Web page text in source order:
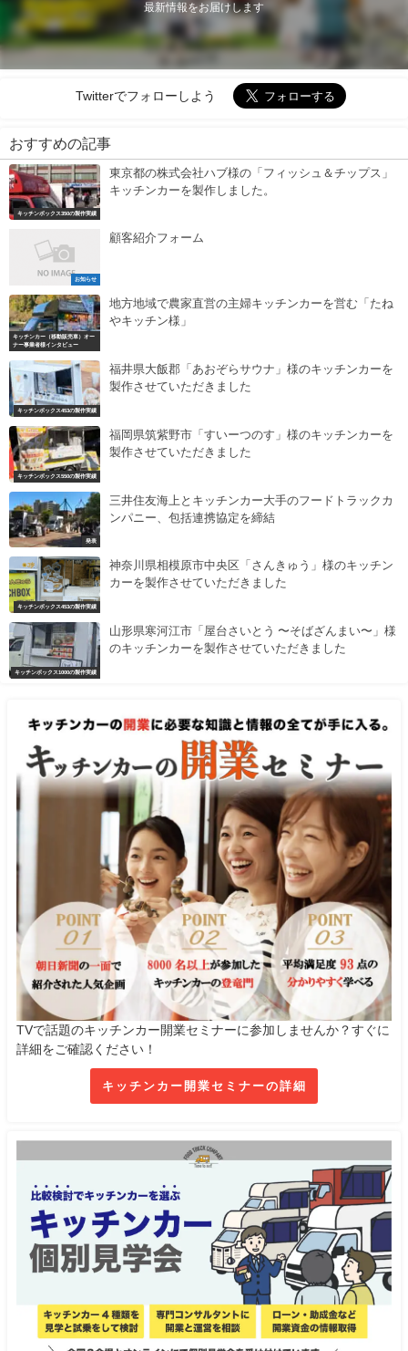
最新情報をお届けします
Twitterでフォローしよう
おすすめの記事
キッチンボックス350の製作実績
東京都の株式会社ハブ様の「フィッシュ＆チップス」
キッチンカーを製作しました。
お知らせ
顧客紹介フォーム
キッチンカー（移動販売車）オー
ナー事業者様インタビュー
地方地域で農家直営の主婦キッチンカーを営む「たね
やキッチン様」
キッチンボックス453の製作実績
福井県大飯郡「あおぞらサウナ」様のキッチンカーを
製作させていただきました
キッチンボックス550の製作実績
福岡県筑紫野市「すいーつのす」様のキッチンカーを
製作させていただきました
発表
三井住友海上とキッチンカー大手のフードトラックカ
ンパニー、包括連携協定を締結
キッチンボックス453の製作実績
神奈川県相模原市中央区「さんきゅう」様のキッチン
カーを製作させていただきました
キッチンボックス1000の製作実績
山形県寒河江市「屋台さいとう 〜そばざんまい〜」様
のキッチンカーを製作させていただきました
TVで話題のキッチンカー開業セミナーに参加しませんか？すぐに
詳細をご確認ください！
キッチンカー開業セミナーの詳細